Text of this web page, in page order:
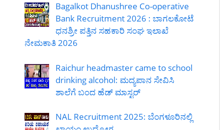
Bagalkot Dhanushree Co-operative
Bank Recruitment 2026 : ಬಾಗಲಕೋಟೆ
ಧನಶ್ರೀ ಪತ್ತಿನ ಸಹಕಾರಿ ಸಂಘ ಇಲಾಖೆ
ನೇಮಕಾತಿ 2026
Raichur headmaster came to school
drinking alcohol: ಮದ್ಯಪಾನ ಸೇವಿಸಿ
ಶಾಲೆಗೆ ಬಂದ ಹೆಡ್ ಮಾಸ್ಟರ್
NAL Recruitment 2025: ಬೆಂಗಳೂರಿನಲ್ಲಿ